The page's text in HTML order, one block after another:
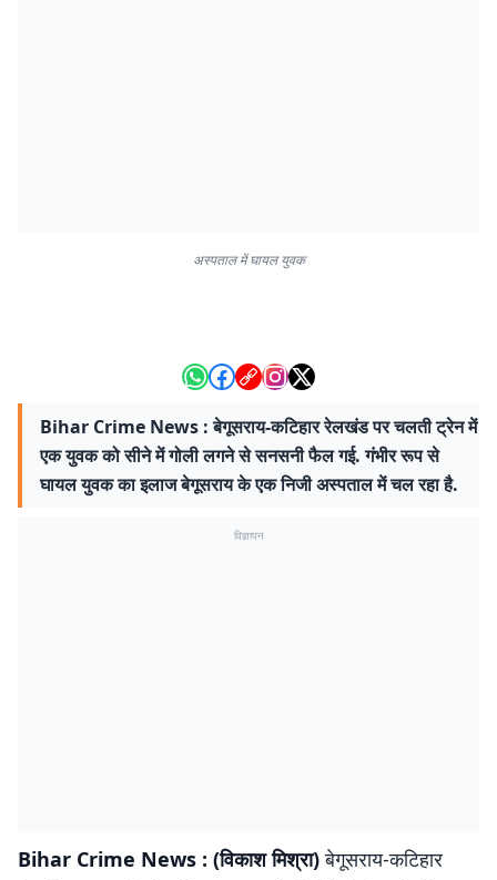
अस्पताल में घायल युवक
Bihar Crime News : बेगूसराय-कटिहार रेलखंड पर चलती ट्रेन में
एक युवक को सीने में गोली लगने से सनसनी फैल गई. गंभीर रूप से
घायल युवक का इलाज बेगूसराय के एक निजी अस्पताल में चल रहा है.
विज्ञापन
Bihar Crime News : (विकाश मिश्रा)बेगूसराय-कटिहार